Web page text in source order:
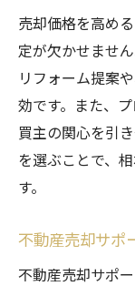
売却価格を高め
定が欠かせませ
リフォーム提案
効です。また、
買主の関心を引
を選ぶことで、
す。
不動産売却サポ
不動産売却サポ